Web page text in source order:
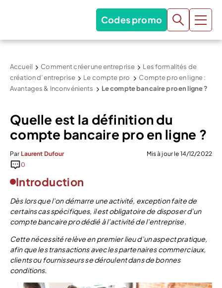
Codes promo
Accueil Comment créer une entreprise
Les formalités de
création d’entreprise
Le compte pro
Compte pro en ligne :
Avantages & Inconvénients
Le compte bancaire pro en ligne ?
Quelle est la définition du
compte bancaire pro en ligne ?
Par Laurent Dufour
Mis à jour le 14/12/2022
0
Introduction
Dès lors que l’on démarre une activité, exception faite de
certains cas spécifiques, il est obligatoire de disposer d’un
compte bancaire pro dédié à l’activité de l’entreprise.
Cette nécessité relève en premier lieu d’un aspect pratique,
afin que les transactions avec les partenaires commerciaux,
clients ou fournisseurs se déroulent dans de bonnes
conditions.